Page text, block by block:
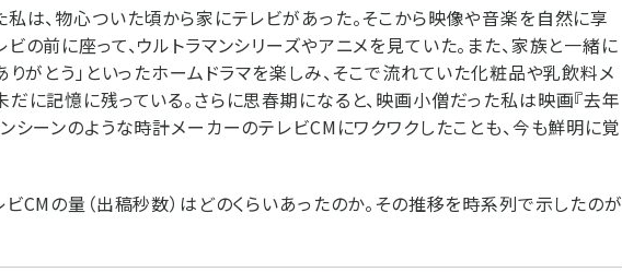
は、物心ついた頃から家にテレビがあった。そこから映像や音楽を自然に享
の前に座って、ウルトラマンシリーズやアニメを見ていた。また、家族と一緒に
りがとう」といったホームドラマを楽しみ、そこで流れていた化粧品や乳飲料メ
に記憶に残っている。さらに思春期になると、映画小僧だった私は映画『去年
シーンのような時計メーカーのテレビCMにワクワクしたことも、今も鮮明に覚
ビCMの量（出稿秒数）はどのくらいあったのか。その推移を時系列で示したのが